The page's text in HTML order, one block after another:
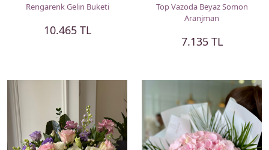
Rengarenk Gelin Buketi
10.465 TL
Top Vazoda Beyaz Somon
Aranjman
7.135 TL